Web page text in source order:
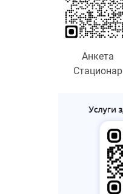
Анкета
Стационар